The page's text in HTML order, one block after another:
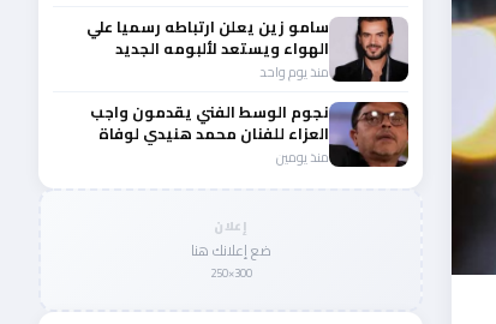
سامو زين يعلن ارتباطه رسميا علي
الهواء ويستعد لألبومه الجديد
منذ يوم واحد
نجوم الوسط الفني يقدمون واجب
العزاء للفنان محمد هنيدي لوفاة
شقيقه الأكبر
منذ يومين
إعلان
ضع إعلانك هنا
300×250